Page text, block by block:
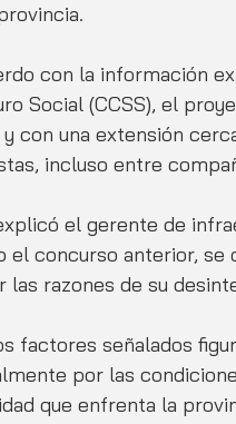
con la información
Social (CCSS), el
con una extensión
incluso entre
el gerente de
el concurso anterior,
las razones de su
factores señalados
por las
que enfrenta la